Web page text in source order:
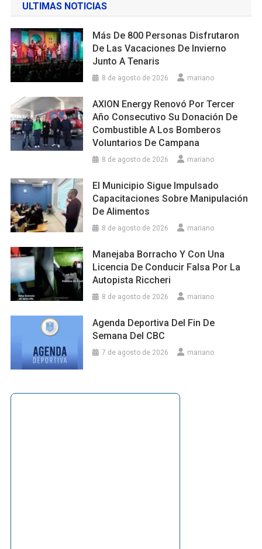
ULTIMAS NOTICIAS
Más De 800 Personas Disfrutaron
De Las Vacaciones De Invierno
Junto A Tenaris
8 de agosto de 2026 mariano
AXION Energy Renovó Por Tercer
Año Consecutivo Su Donación De
Combustible A Los Bomberos
Voluntarios De Campana
8 de agosto de 2026 mariano
El Municipio Sigue Impulsado
Capacitaciones Sobre Manipulación
De Alimentos
8 de agosto de 2026 mariano
Manejaba Borracho Y Con Una
Licencia De Conducir Falsa Por La
Autopista Riccheri
8 de agosto de 2026 mariano
Agenda Deportiva Del Fin De
Semana Del CBC
7 de agosto de 2026 mariano